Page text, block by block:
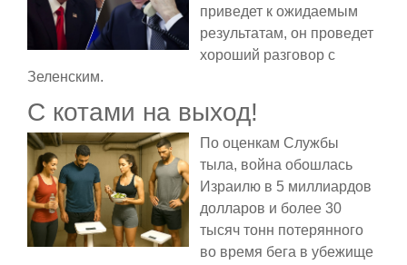
приведет к ожидаемым
результатам, он проведет
хороший разговор с
Зеленским.
С котами на выход!
По оценкам Службы
тыла, война обошлась
Израилю в 5 миллиардов
долларов и более 30
тысяч тонн потерянного
во время бега в убежище